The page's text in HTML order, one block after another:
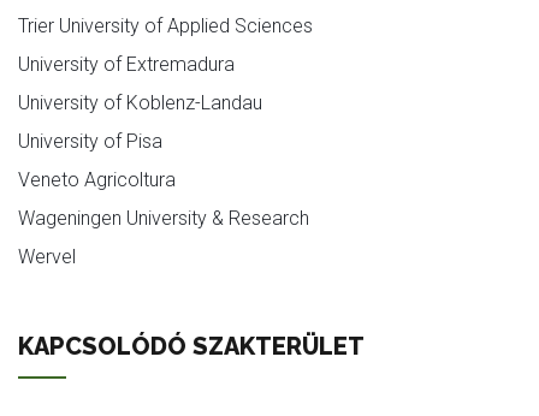
Trier University of Applied Sciences
University of Extremadura
University of Koblenz-Landau
University of Pisa
Veneto Agricoltura
Wageningen University & Research
Wervel
KAPCSOLÓDÓ SZAKTERÜLET